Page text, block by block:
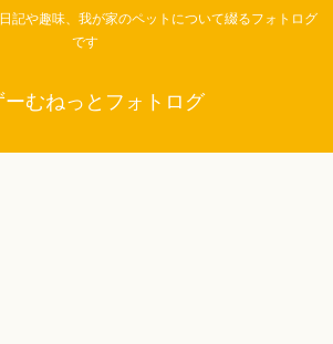
記や趣味、我が家のペットについて綴るフォトログ
です
ーむねっとフォトログ